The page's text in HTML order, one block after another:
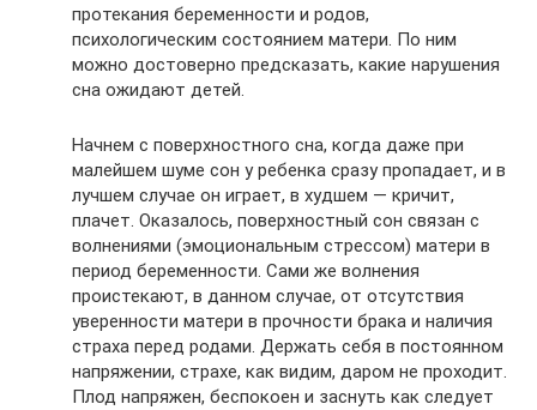
протекания беременности и родов,
психологическим состоянием матери. По ним
можно достоверно предсказать, какие нарушения
сна ожидают детей.
Начнем с поверхностного сна, когда даже при
малейшем шуме сон у ребенка сразу пропадает, и в
лучшем случае он играет, в худшем — кричит,
плачет. Оказалось, поверхностный сон связан с
волнениями (эмоциональным стрессом) матери в
период беременности. Сами же волнения
проистекают, в данном случае, от отсутствия
уверенности матери в прочности брака и наличия
страха перед родами. Держать себя в постоянном
напряжении, страхе, как видим, даром не проходит.
Плод напряжен, беспокоен и заснуть как следует